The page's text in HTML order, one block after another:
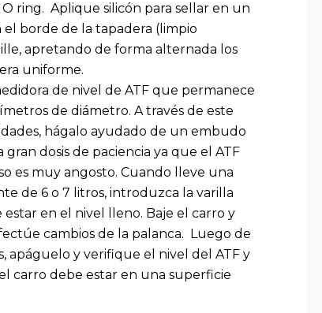
ring. Aplique silicón para sellar en un
borde de la tapadera (limpio
apretando de forma alternada los
uniforme.
de nivel de ATF que permanece
de diámetro. A través de este
hágalo ayudado de un embudo
dosis de paciencia ya que el ATF
es muy angosto. Cuando lleve una
de 6 o 7 litros, introduzca la varilla
en el nivel lleno. Baje el carro y
cambios de la palanca. Luego de
apáguelo y verifique el nivel del ATF y
carro debe estar en una superficie